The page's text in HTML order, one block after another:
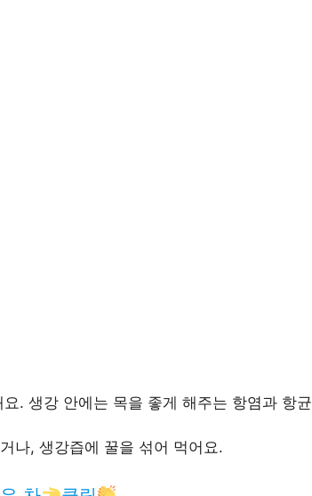
. 생강 안에는 목을 좋게 해주는 항염과 항균
나, 생강즙에 꿀을 섞어 먹어요.